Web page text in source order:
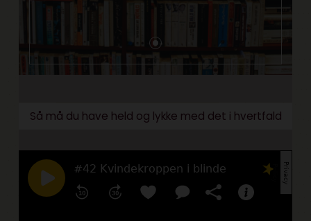
Så må du have held og lykke med det i hvertfald